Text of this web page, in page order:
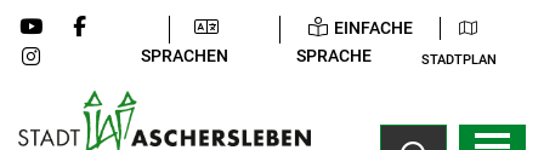
SPRACHEN
EINFACHE
SPRACHE
STADTPLAN